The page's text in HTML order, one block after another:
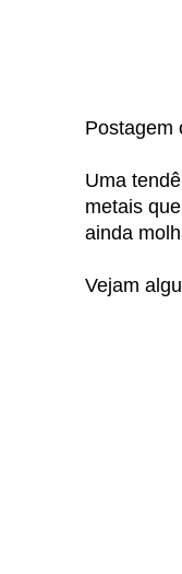
Postagem
Uma
metais
ainda
Vejam